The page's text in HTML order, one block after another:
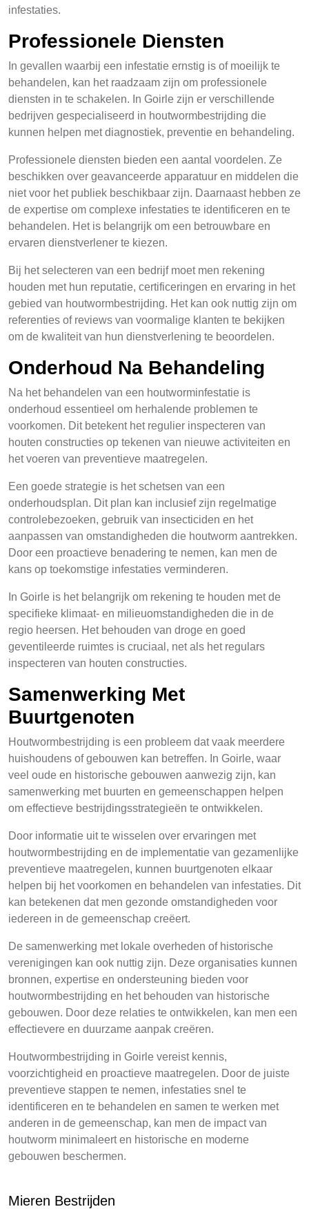
infestaties.
Professionele Diensten
In gevallen waarbij een infestatie ernstig is of moeilijk te
behandelen, kan het raadzaam zijn om professionele
diensten in te schakelen. In Goirle zijn er verschillende
bedrijven gespecialiseerd in houtwormbestrijding die
kunnen helpen met diagnostiek, preventie en behandeling.
Professionele diensten bieden een aantal voordelen. Ze
beschikken over geavanceerde apparatuur en middelen die
niet voor het publiek beschikbaar zijn. Daarnaast hebben ze
de expertise om complexe infestaties te identificeren en te
behandelen. Het is belangrijk om een betrouwbare en
ervaren dienstverlener te kiezen.
Bij het selecteren van een bedrijf moet men rekening
houden met hun reputatie, certificeringen en ervaring in het
gebied van houtwormbestrijding. Het kan ook nuttig zijn om
referenties of reviews van voormalige klanten te bekijken
om de kwaliteit van hun dienstverlening te beoordelen.
Onderhoud Na Behandeling
Na het behandelen van een houtworminfestatie is
onderhoud essentieel om herhalende problemen te
voorkomen. Dit betekent het regulier inspecteren van
houten constructies op tekenen van nieuwe activiteiten en
het voeren van preventieve maatregelen.
Een goede strategie is het schetsen van een
onderhoudsplan. Dit plan kan inclusief zijn regelmatige
controlebezoeken, gebruik van insecticiden en het
aanpassen van omstandigheden die houtworm aantrekken.
Door een proactieve benadering te nemen, kan men de
kans op toekomstige infestaties verminderen.
In Goirle is het belangrijk om rekening te houden met de
specifieke klimaat- en milieuomstandigheden die in de
regio heersen. Het behouden van droge en goed
geventileerde ruimtes is cruciaal, net als het regulars
inspecteren van houten constructies.
Samenwerking Met
Buurtgenoten
Houtwormbestrijding is een probleem dat vaak meerdere
huishoudens of gebouwen kan betreffen. In Goirle, waar
veel oude en historische gebouwen aanwezig zijn, kan
samenwerking met buurten en gemeenschappen helpen
om effectieve bestrijdingsstrategieën te ontwikkelen.
Door informatie uit te wisselen over ervaringen met
houtwormbestrijding en de implementatie van gezamenlijke
preventieve maatregelen, kunnen buurtgenoten elkaar
helpen bij het voorkomen en behandelen van infestaties. Dit
kan betekenen dat men gezonde omstandigheden voor
iedereen in de gemeenschap creëert.
De samenwerking met lokale overheden of historische
verenigingen kan ook nuttig zijn. Deze organisaties kunnen
bronnen, expertise en ondersteuning bieden voor
houtwormbestrijding en het behouden van historische
gebouwen. Door deze relaties te ontwikkelen, kan men een
effectievere en duurzame aanpak creëren.
Houtwormbestrijding in Goirle vereist kennis,
voorzichtigheid en proactieve maatregelen. Door de juiste
preventieve stappen te nemen, infestaties snel te
identificeren en te behandelen en samen te werken met
anderen in de gemeenschap, kan men de impact van
houtworm minimaleert en historische en moderne
gebouwen beschermen.
Mieren Bestrijden